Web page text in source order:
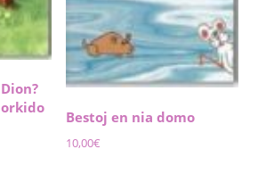
Bestoj en nia domo
10,00€